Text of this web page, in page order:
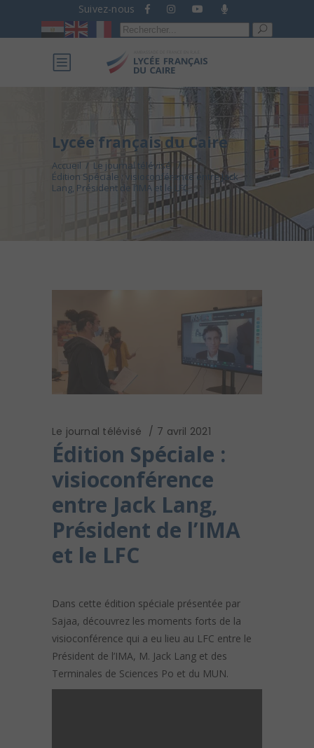
Suivez-nous
Recherche
pour :
Lycée français du Caire
Accueil / Le journal télévisé
/
Édition Spéciale : visioconférence entre Jack
Lang, Président de l’IMA et le LFC
Le journal télévisé 7 avril 2021
Édition Spéciale :
visioconférence
entre Jack Lang,
Président de l’IMA
et le LFC
Dans cette édition spéciale présentée par
Sajaa, découvrez les moments forts de la
visioconférence qui a eu lieu au LFC entre le
Président de l’IMA, M. Jack Lang et des
Terminales de Sciences Po et du MUN.